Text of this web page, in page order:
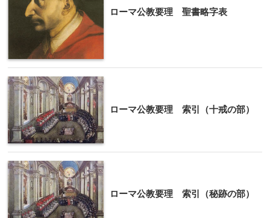
ローマ公教要理 聖書略字表
ローマ公教要理 索引（十戒の部）
ローマ公教要理 索引（秘跡の部）